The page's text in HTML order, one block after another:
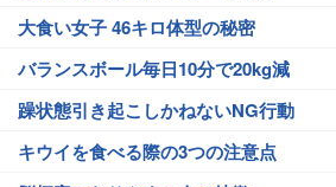
大食い女子 46キロ体型の秘密
バランスボール毎日10分で20kg減
躁状態引き起こしかねないNG行動
キウイを食べる際の3つの注意点